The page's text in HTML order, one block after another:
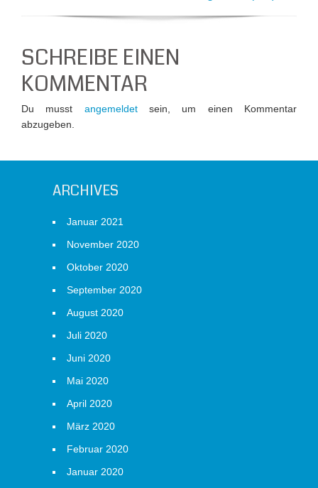
SCHREIBE EINEN
KOMMENTAR
Du musst angemeldetsein, um einen Kommentar
abzugeben.
ARCHIVES
Januar 2021
November 2020
Oktober 2020
September 2020
August 2020
Juli 2020
Juni 2020
Mai 2020
April 2020
März 2020
Februar 2020
Januar 2020